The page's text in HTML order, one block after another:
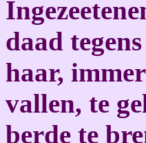
daad
haar,
vallen, te
berde te